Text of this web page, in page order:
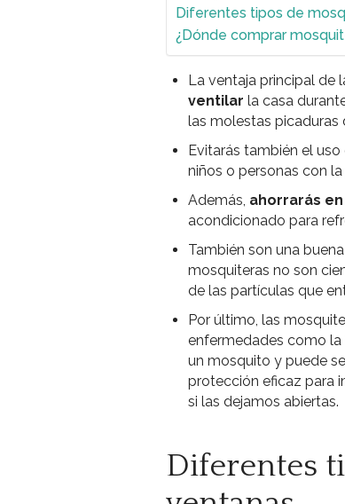
Diferentes tipos de
¿Dónde comprar
La ventaja principal de
ventilar la casa
las molestas picaduras
Evitarás también el
niños o personas con la
Además, ahorrarás
acondicionado para
También son una
mosquiteras no son
de las partículas que
Por último, las
enfermedades como la
un mosquito y puede
protección eficaz para
si las dejamos abiertas.
Diferentes